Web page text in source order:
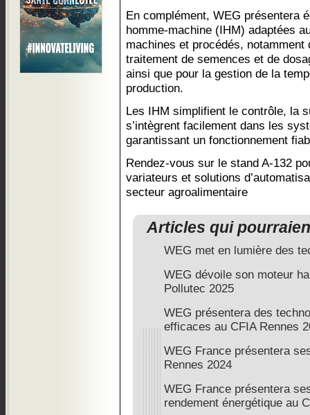
En complément, WEG présentera
homme-machine (IHM) adaptées
machines et procédés,
traitement de semences et de
ainsi que pour la gestion de la
production.
Les IHM simplifient le contrôle, la
s’intègrent facilement dans les
garantissant un fonctionnement
Rendez-vous sur le stand A-132
variateurs et solutions
secteur agroalimentaire
Articles qui
WEG met en lumière des
WEG dévoile son moteur
Pollutec 2025
WEG présentera des
efficaces au CFIA Rennes
WEG France présentera
Rennes 2024
WEG France présentera
rendement énergétique au